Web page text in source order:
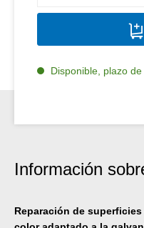
Disponible, plazo
Información
Reparación de